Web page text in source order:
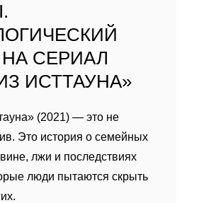
НА СЕРИАЛ
ИСТТАУНА»
(2021) — это не
Это история о семейных
лжи и последствиях
люди пытаются скрыть